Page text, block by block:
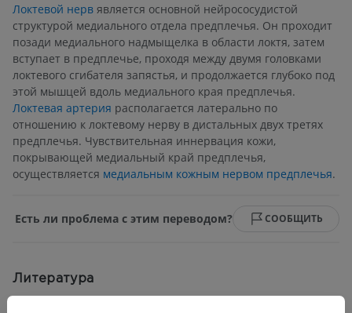
Локтевой нерв является основной нейрососудистой
структурой медиального отдела предплечья. Он проходит
позади медиального надмыщелка в области локтя, затем
вступает в предплечье, проходя между двумя головками
локтевого сгибателя запястья, и продолжается глубоко под
этой мышцей вдоль медиального края предплечья.
Локтевая артерия располагается латерально по
отношению к локтевому нерву в дистальных двух третях
предплечья. Чувствительная иннервация кожи,
покрывающей медиальный край предплечья,
осуществляется медиальным кожным нервом предплечья.
Есть ли проблема с этим переводом? СООБЩИТЬ
Литература